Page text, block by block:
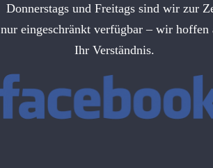
Donnerstags und Freitags sind wir zur
nur eingeschränkt verfügbar – wir hoffen
Ihr Verständnis.